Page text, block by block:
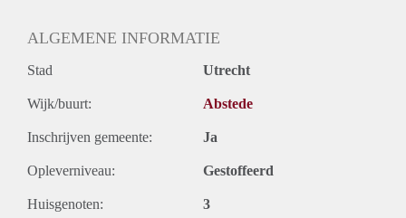
ALGEMENE INFORMATIE
Stad Utrecht
Wijk/buurt: Abstede
Inschrijven gemeente: Ja
Opleverniveau: Gestoffeerd
Huisgenoten: 3